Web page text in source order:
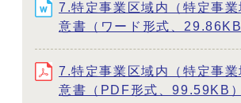
7.特定事業区域内（特定事業
意書（ワード形式、29.86KB
7.特定事業区域内（特定事業
意書（PDF形式、99.59KB）